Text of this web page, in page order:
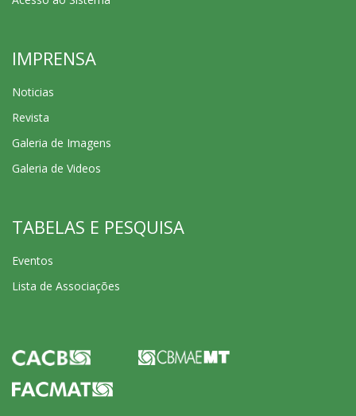
IMPRENSA
Noticias
Revista
Galeria de Imagens
Galeria de Videos
TABELAS E PESQUISA
Eventos
Lista de Associações